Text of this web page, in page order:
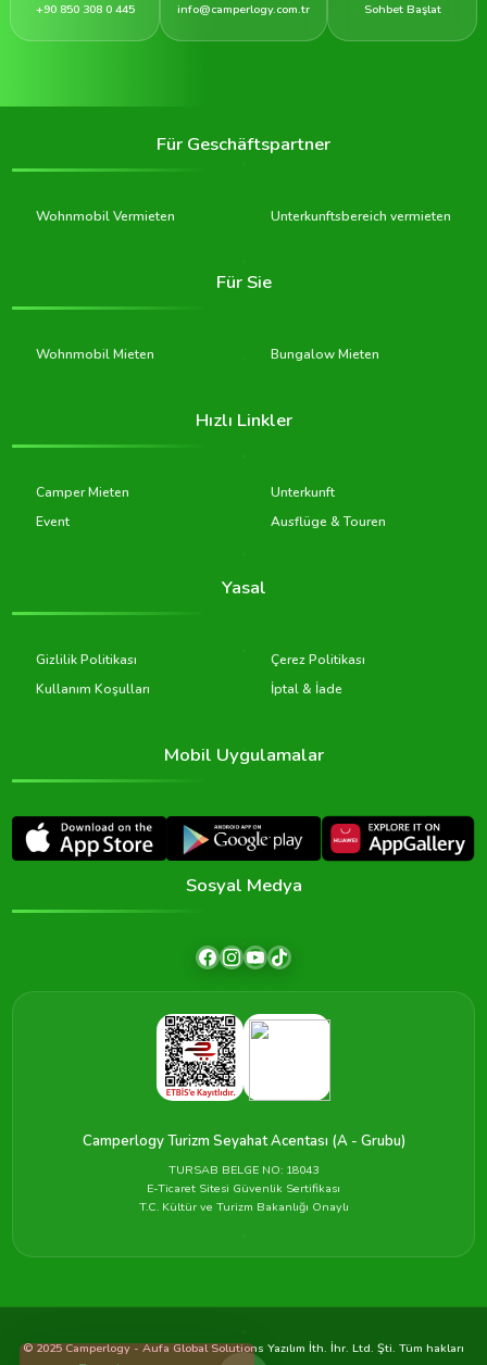
+90 850 308 0 445 info@camperlogy.com.tr Sohbet Başlat
Für Geschäftspartner
Wohnmobil Vermieten Unterkunftsbereich vermieten
Für Sie
Wohnmobil Mieten Bungalow Mieten
Hızlı Linkler
Camper Mieten
Unterkunft
Event
Ausflüge & Touren
Yasal
Gizlilik Politikası
Çerez Politikası
Kullanım Koşulları
İptal & İade
Mobil Uygulamalar
Sosyal Medya
Camperlogy Turizm Seyahat Acentası (A - Grubu)
TURSAB BELGE NO: 18043
E-Ticaret Sitesi Güvenlik Sertifikası
T.C. Kültür ve Turizm Bakanlığı Onaylı
© 2025 Camperlogy - Aufa Global Solutions Yazılım İth. İhr. Ltd. Şti. Tüm hakları